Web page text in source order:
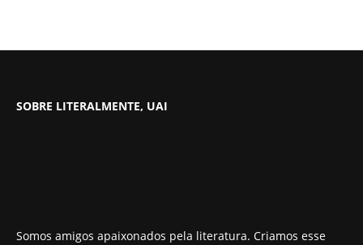
SOBRE LITERALMENTE, UAI
Somos amigos apaixonados pela literatura. Criamos esse